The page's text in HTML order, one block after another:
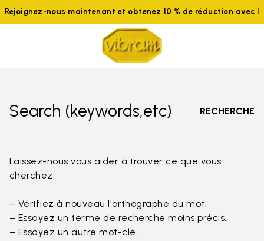
Rejoignez-nous maintenant et obtenez 10 % de réduction avec le
Search (keywords,etc) RECHERCHE
Laissez-nous vous aider à trouver ce que vous
cherchez.
– Vérifiez à nouveau l'orthographe du mot.
– Essayez un terme de recherche moins précis.
– Essayez un autre mot-clé.